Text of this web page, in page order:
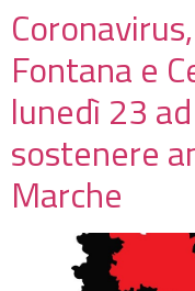
Fontana e
lunedì 23
sostenere
Marche